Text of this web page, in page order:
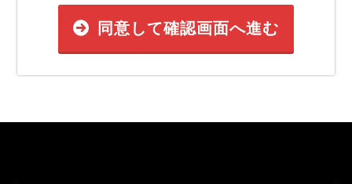
同意して確認画面へ進む